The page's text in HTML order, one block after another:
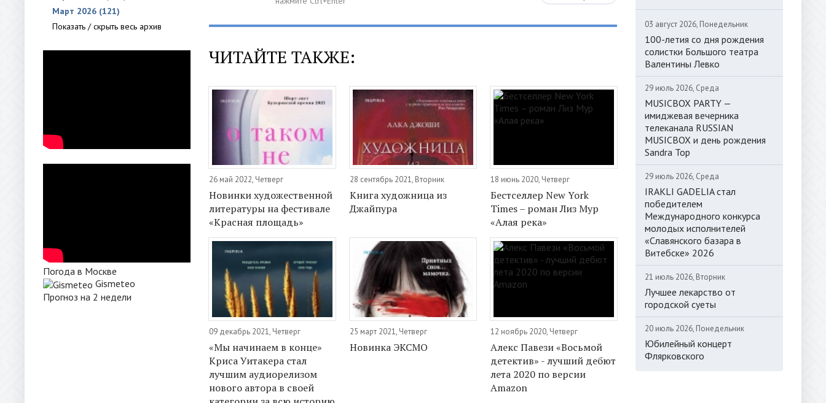
Март 2026 (121)
Показать / скрыть весь архив
Погода в Москве
Gismeteo
Прогноз на 2 недели
ЧИТАЙТЕ ТАКЖЕ:
26 май 2022, Четверг
Новинки художественной
литературы на фестивале
«Красная площадь»
28 сентябрь 2021, Вторник
Книга художница из
Джайпура
18 июнь 2020, Четверг
Бестселлер New York
Times – роман Лиз Мур
«Алая река»
09 декабрь 2021, Четверг
«Мы начинаем в конце»
Криса Уитакера стал
лучшим аудиорелизом
нового автора в своей
25 март 2021, Четверг
Новинка ЭКСМО
12 ноябрь 2020, Четверг
Алекс Павези «Восьмой
детектив» - лучший дебют
лета 2020 по версии
Amazon
03 август 2026, Понедельник
100-летия со дня рождения
солистки Большого театра
Валентины Левко
29 июль 2026, Среда
MUSICBOX PARTY —
имиджевая вечерника
телеканала RUSSIAN
MUSICBOX и день рождения
Sandra Top
29 июль 2026, Среда
IRAKLI GADELIA стал
победителем
Международного конкурса
молодых исполнителей
«Славянского базара в
Витебске» 2026
21 июль 2026, Вторник
Лучшее лекарство от
городской суеты
20 июль 2026, Понедельник
Юбилейный концерт
Флярковского